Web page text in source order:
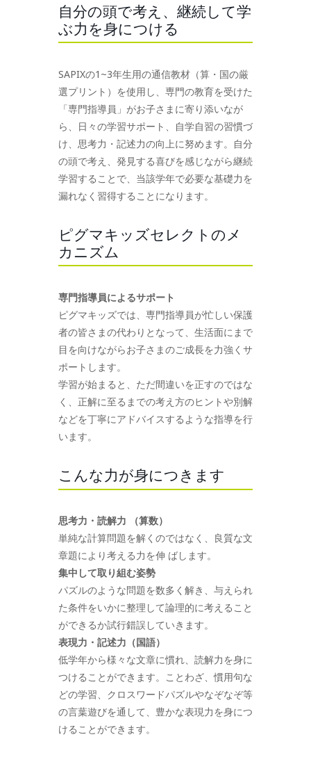
自分の頭で考え、継続して学
ぶ力を身につける
SAPIXの1~3年生用の通信教材（算・国の厳
選プリント）を使用し、専門の教育を受けた
「専門指導員」がお子さまに寄り添いなが
ら、日々の学習サポート、自学自習の習慣づ
け、思考力・記述力の向上に努めます。自分
の頭で考え、発見する喜びを感じながら継続
学習することで、当該学年で必要な基礎力を
漏れなく習得することになります。
ピグマキッズセレクトのメ
カニズム
専門指導員によるサポート
ピグマキッズでは、専門指導員が忙しい保護
者の皆さまの代わりとなって、生活面にまで
目を向けながらお子さまのご成長を力強くサ
ポートします。
学習が始まると、ただ間違いを正すのではな
く、正解に至るまでの考え方のヒントや別解
などを丁寧にアドバイスするような指導を行
います。
こんな力が身につきます
思考力・読解力 （算数）
単純な計算問題を解くのではなく、良質な文
章題により考える力を伸 ばします。
集中して取り組む姿勢
パズルのような問題を数多く解き、与えられ
た条件をいかに整理して論理的に考えること
ができるか試行錯誤していきます。
表現力・記述力（国語）
低学年から様々な文章に慣れ、読解力を身に
つけることができます。ことわざ、慣用句な
どの学習、クロスワードパズルやなぞなぞ等
の言葉遊びを通して、豊かな表現力を身につ
けることができます。